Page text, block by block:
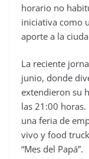
horario no
iniciativa como
aporte a la
La reciente
junio, donde
extendieron su
las 21:00
una feria de
vivo y food
“Mes del Papá”.